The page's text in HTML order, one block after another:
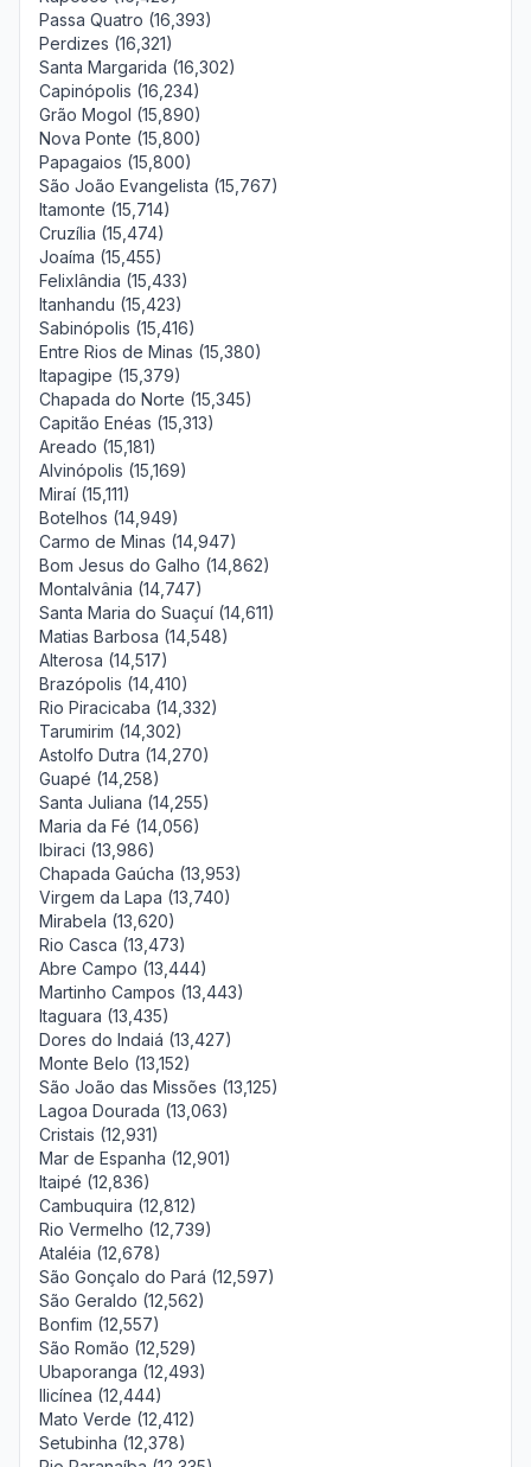
Passa Quatro (16,393)
Perdizes (16,321)
Santa Margarida (16,302)
Capinópolis (16,234)
Grão Mogol (15,890)
Nova Ponte (15,800)
Papagaios (15,800)
São João Evangelista (15,767)
Itamonte (15,714)
Cruzília (15,474)
Joaíma (15,455)
Felixlândia (15,433)
Itanhandu (15,423)
Sabinópolis (15,416)
Entre Rios de Minas (15,380)
Itapagipe (15,379)
Chapada do Norte (15,345)
Capitão Enéas (15,313)
Areado (15,181)
Alvinópolis (15,169)
Miraí (15,111)
Botelhos (14,949)
Carmo de Minas (14,947)
Bom Jesus do Galho (14,862)
Montalvânia (14,747)
Santa Maria do Suaçuí (14,611)
Matias Barbosa (14,548)
Alterosa (14,517)
Brazópolis (14,410)
Rio Piracicaba (14,332)
Tarumirim (14,302)
Astolfo Dutra (14,270)
Guapé (14,258)
Santa Juliana (14,255)
Maria da Fé (14,056)
Ibiraci (13,986)
Chapada Gaúcha (13,953)
Virgem da Lapa (13,740)
Mirabela (13,620)
Rio Casca (13,473)
Abre Campo (13,444)
Martinho Campos (13,443)
Itaguara (13,435)
Dores do Indaiá (13,427)
Monte Belo (13,152)
São João das Missões (13,125)
Lagoa Dourada (13,063)
Cristais (12,931)
Mar de Espanha (12,901)
Itaipé (12,836)
Cambuquira (12,812)
Rio Vermelho (12,739)
Ataléia (12,678)
São Gonçalo do Pará (12,597)
São Geraldo (12,562)
Bonfim (12,557)
São Romão (12,529)
Ubaporanga (12,493)
Ilicínea (12,444)
Mato Verde (12,412)
Setubinha (12,378)